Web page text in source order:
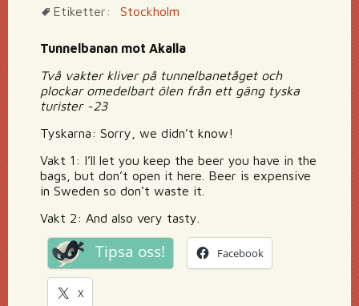
Etiketter:
Stockholm
Tunnelbanan mot Akalla
Två vakter kliver på tunnelbanetåget och
plockar omedelbart ölen från ett gäng tyska
turister ~23
Tyskarna: Sorry, we didn’t know!
Vakt 1: I’ll let you keep the beer you have in the
bags, but don’t open it here. Beer is expensive
in Sweden so don’t waste it.
Vakt 2: And also very tasty.
Tipsa oss! Facebook
X